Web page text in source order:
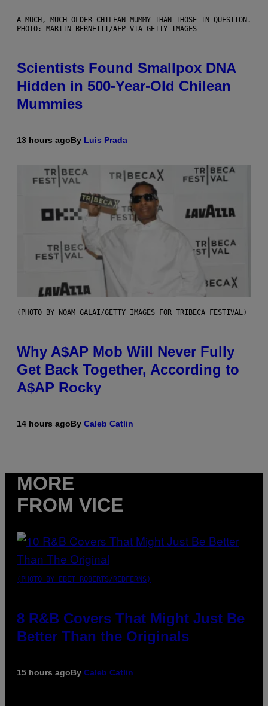
A MUCH, MUCH OLDER CHILEAN MUMMY THAN THOSE IN QUESTION.
PHOTO: MARTIN BERNETTI/AFP VIA GETTY IMAGES
Scientists Found Smallpox DNA
Hidden in 500-Year-Old Chilean
Mummies
13 hours agoBy Luis Prada
(PHOTO BY NOAM GALAI/GETTY IMAGES FOR TRIBECA FESTIVAL)
Why A$AP Mob Will Never Fully
Get Back Together, According to
A$AP Rocky
14 hours agoBy Caleb Catlin
MORE
FROM VICE
(PHOTO BY EBET ROBERTS/REDFERNS)
8 R&B Covers That Might Just Be
Better Than the Originals
15 hours agoBy Caleb Catlin